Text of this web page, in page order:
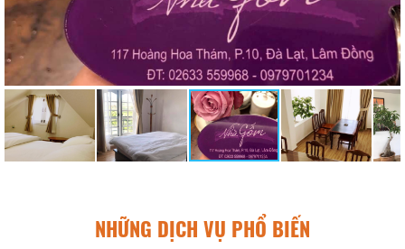
NHỮNG DỊCH VỤ PHỔ BIẾN